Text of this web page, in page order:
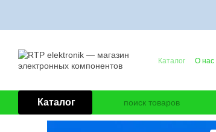
Каталог О нас
Каталог